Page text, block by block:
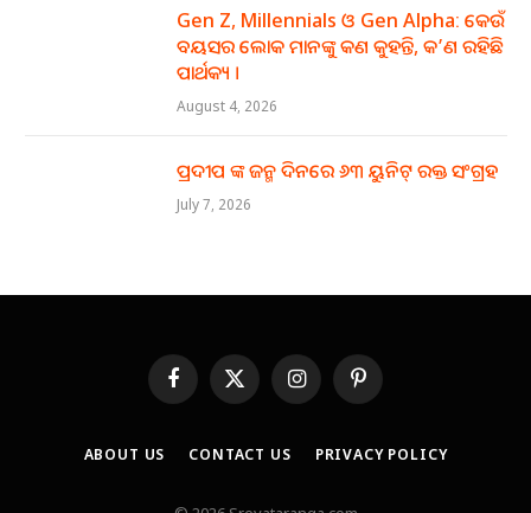
Gen Z, Millennials ଓ Gen Alpha: କେଉଁ
ବୟସର ଲୋକ ମାନଙ୍କୁ କଣ କୁହନ୍ତି, କ’ଣ ରହିଛି
ପାର୍ଥକ୍ୟ ।
August 4, 2026
ପ୍ରଦୀପ ଙ୍କ ଜନ୍ମ ଦିନରେ ୬୩ ୟୁନିଟ୍ ରକ୍ତ ସଂଗ୍ରହ
July 7, 2026
FacebookX
(Twitter)
InstagramPinterest
ABOUT US CONTACT US PRIVACY POLICY